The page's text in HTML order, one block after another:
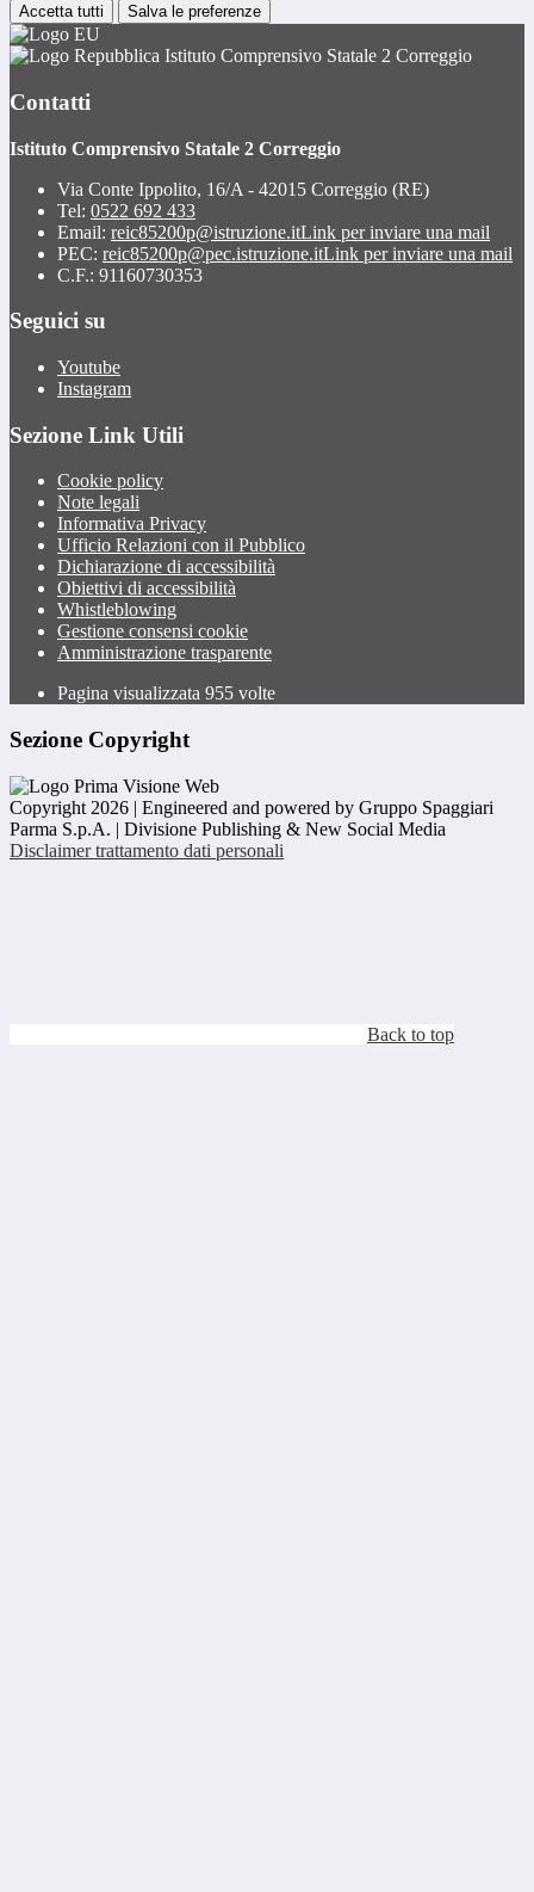
Accetta tutti Salva le preferenze
Istituto Comprensivo Statale 2 Correggio
Contatti
Istituto Comprensivo Statale 2 Correggio
Via Conte Ippolito, 16/A - 42015 Correggio (RE)
Tel: 0522 692 433
Email: reic85200p@istruzione.itLink per inviare una mail
PEC: reic85200p@pec.istruzione.itLink per inviare una mail
C.F.: 91160730353
Seguici su
Youtube
Instagram
Sezione Link Utili
Cookie policy
Note legali
Informativa Privacy
Ufficio Relazioni con il Pubblico
Dichiarazione di accessibilità
Obiettivi di accessibilità
Whistleblowing
Gestione consensi cookie
Amministrazione trasparente
Pagina visualizzata 955 volte
Sezione Copyright
Copyright 2026 | Engineered and powered by Gruppo Spaggiari
Parma S.p.A. | Divisione Publishing & New Social Media
Disclaimer trattamento dati personali
Back to top